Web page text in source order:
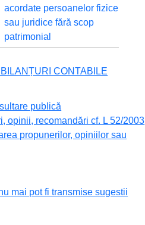
acordate persoanelor fizice
sau juridice fără scop
patrimonial
CONTABILE
publică
opinii, recomandări cf. L 52/2003
propunerilor, opiniilor sau
mai pot fi transmise sugestii